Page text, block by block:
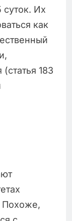
суток. Их
как
183
Похоже,